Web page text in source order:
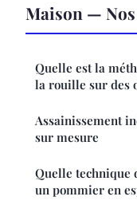
Maison —
Quelle est la
la rouille sur des
Assainissement
sur mesure
Quelle technique
un pommier en